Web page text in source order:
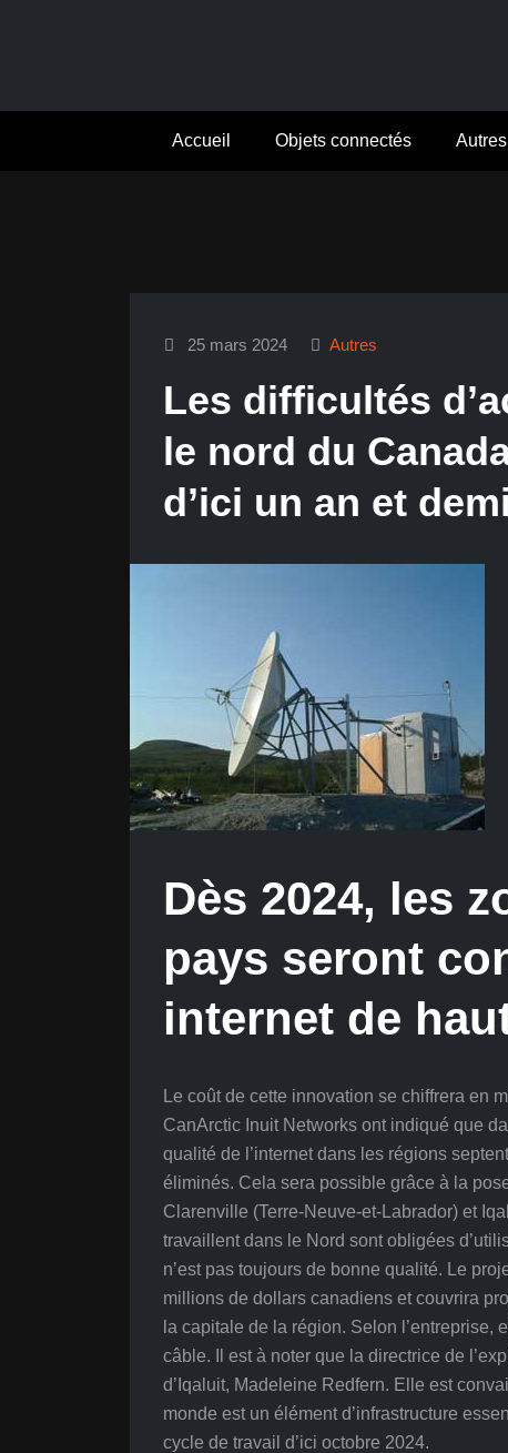
Accueil Objets connectés Autres
25 mars 2024 Autres
Les difficultés
le nord du
d’ici un an et demi
Dès 2024, les
pays seront
internet de
Le coût de cette innovation se chiffrera en
CanArctic Inuit Networks ont indiqué que
qualité de l’internet dans les régions
éliminés. Cela sera possible grâce à la
Clarenville (Terre-Neuve-et-Labrador) et
travaillent dans le Nord sont obligées
n’est pas toujours de bonne qualité. Le
millions de dollars canadiens et couvrira
la capitale de la région. Selon l’entreprise,
câble. Il est à noter que la directrice de
d’Iqaluit, Madeleine Redfern. Elle est
monde est un élément d’infrastructure
cycle de travail d’ici octobre 2024.